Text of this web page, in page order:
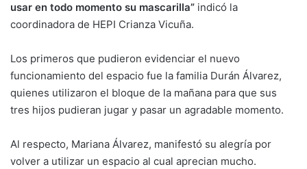
usar en todo momento su mascarilla” indicó la
coordinadora de HEPI Crianza Vicuña.
Los primeros que pudieron evidenciar el nuevo
funcionamiento del espacio fue la familia Durán Álvarez,
quienes utilizaron el bloque de la mañana para que sus
tres hijos pudieran jugar y pasar un agradable momento.
Al respecto, Mariana Álvarez, manifestó su alegría por
volver a utilizar un espacio al cual aprecian mucho.